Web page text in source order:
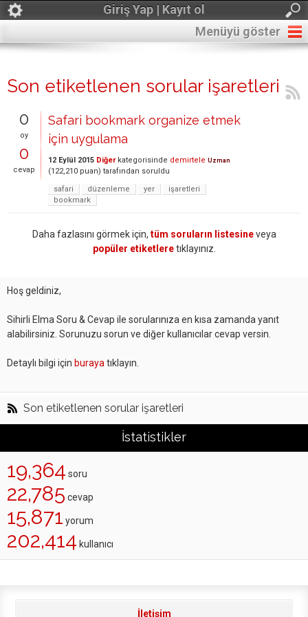
Giriş Yap | Kayıt ol
Menüyü göster
Son etiketlenen sorular işaretleri
0
oy
0
cevap
Safari bookmark organize etmek
için uygulama
12 Eylül 2015 Diğerkategorisinde demirtele Uzman
(122,210 puan) tarafından soruldu
safari
düzenleme yer
işaretleri
bookmark
Daha fazlasını görmek için, tüm soruların listesineveya
popüler etiketleretıklayınız.
Hoş geldiniz,
Sihirli Elma Soru & Cevap ile sorularınıza en kısa zamanda yanıt
alabilirsiniz. Sorunuzu sorun ve diğer kullanıcılar cevap versin.
Detaylı bilgi için buraya tıklayın.
Son etiketlenen sorular işaretleri
İstatistikler
19,364 soru
22,785 cevap
15,871 yorum
202,414 kullanıcı
İletişim